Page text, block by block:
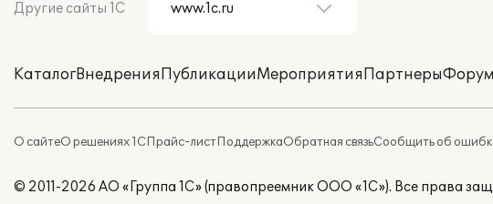
Другие сайты 1С
КаталогВнедренияПубликацииМероприятияПартнерыФорум
О сайтеО решениях 1СПрайс-листПоддержкаОбратная связьСообщить об
© 2011-2026 АО «Группа 1С» (правопреемник ООО «1С»). Все права